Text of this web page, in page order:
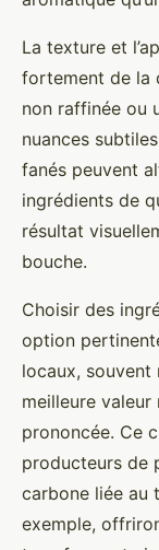
La texture et
fortement de la
non raffinée ou
nuances
fanés peuvent
ingrédients de
résultat
bouche.
Choisir des
option
locaux, souvent
meilleure
prononcée. Ce
producteurs de
carbone liée au
exemple,